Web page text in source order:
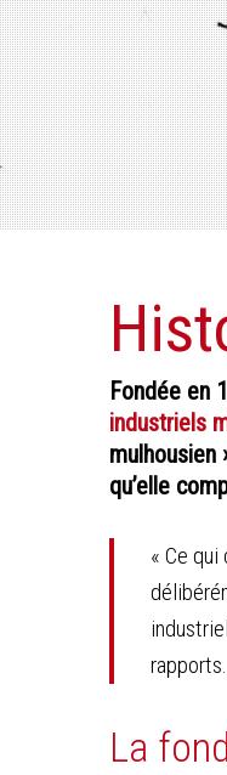
Fondée en
industriels
mulhousien
qu’elle
« Ce
La